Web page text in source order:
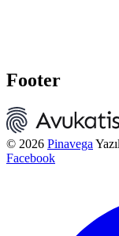
Footer
© 2026 Pinavega
Facebook